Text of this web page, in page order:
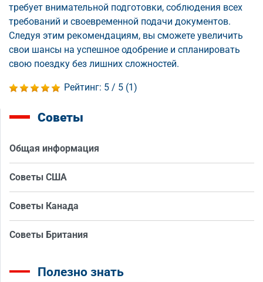
требует внимательной подготовки, соблюдения всех
требований и своевременной подачи документов.
Следуя этим рекомендациям, вы сможете увеличить
свои шансы на успешное одобрение и спланировать
свою поездку без лишних сложностей.
Рейтинг: 5 / 5 (1)
Советы
Общая информация
Советы США
Советы Канада
Советы Британия
Полезно знать